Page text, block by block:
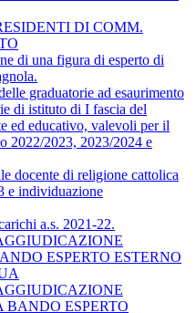
DI COMM.
di una figura di esperto di
graduatorie ad esaurimento
di istituto di I fascia del
ed educativo, valevoli per il
2022/2023, 2023/2024 e
docente di religione cattolica
e individuazione
a.s. 2021-22.
ESPERTO ESTERNO
BANDO ESPERTO